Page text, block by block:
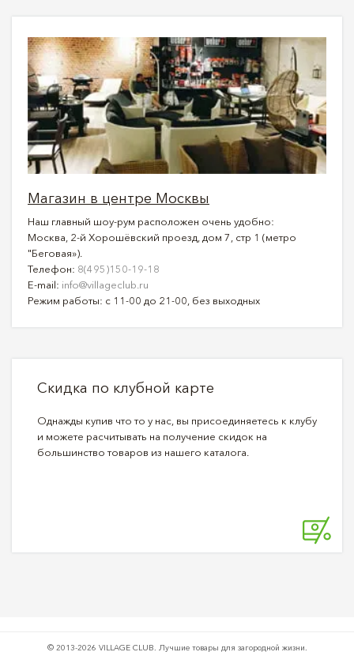
Магазин в центре Москвы
Наш главный шоу-рум расположен очень удобно:
Москва, 2-й Хорошёвский проезд, дом 7, стр 1 (метро
"Беговая»).
Телефон: 8(495)150-19-18
E-mail: info@villageclub.ru
Режим работы: с 11-00 до 21-00, без выходных
Скидка по клубной карте
Однажды купив что то у нас, вы присоединяетесь к клубу
и можете расчитывать на получение скидок на
большинство товаров из нашего каталога.
© 2013-2026 VILLAGE CLUB. Лучшие товары для загородной жизни.